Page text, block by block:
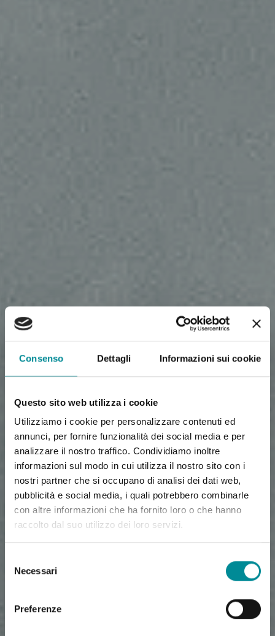
Consenso Dettagli Informazioni sui cookie
Questo sito web utilizza i cookie
Utilizziamo i cookie per personalizzare contenuti ed
annunci, per fornire funzionalità dei social media e per
analizzare il nostro traffico. Condividiamo inoltre
informazioni sul modo in cui utilizza il nostro sito con i
nostri partner che si occupano di analisi dei dati web,
pubblicità e social media, i quali potrebbero combinarle
con altre informazioni che ha fornito loro o che hanno
raccolto dal suo utilizzo dei loro servizi.
delNecessari
Preferenze